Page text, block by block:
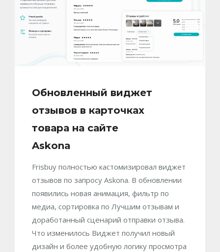
Обновленный виджет
отзывов в карточках
товара на сайте
Askona
Frisbuy полностью кастомизировал виджет
отзывов по запросу Askona. В обновлении
появились новая анимация, фильтр по
медиа, сортировка по Лучшим отзывам и
доработанный сценарий отправки отзыва.
Что изменилось Виджет получил новый
дизайн и более удобную логику просмотра